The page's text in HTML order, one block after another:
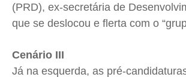
(PRD), ex-secretária de
que se deslocou e flerta com o
Cenário III
Já na esquerda, as pré-